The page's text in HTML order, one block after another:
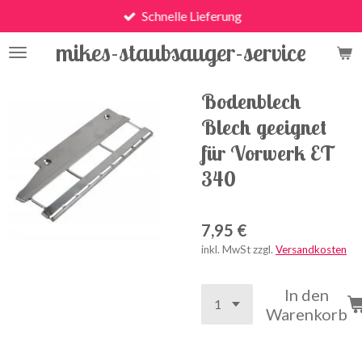
Hauptinhalt
springenmikes-staubsauger-service
Schnelle Lieferung
Bodenblech
Blech geeignet
für Vorwerk ET
340
7,95 €
inkl. MwSt zzgl. Versandkosten
In den
Warenkorb